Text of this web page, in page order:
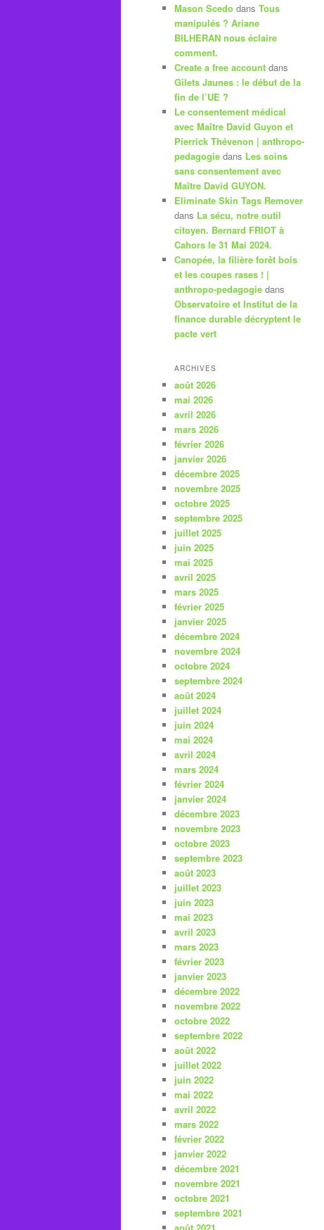
Mason Scedo dans Tous
manipulés ? Ariane
BILHERAN nous éclaire
comment.
Create a free account dans
Gilets Jaunes : le début de la
fin de l’UE ?
Le consentement médical
avec Maître David Guyon et
Pierrick Thévenon | anthropo-
pedagogie dans Les soins
sans consentement avec
Maître David GUYON.
Eliminate Skin Tags Remover
dans La sécu, notre outil
citoyen. Bernard FRIOT à
Cahors le 31 Mai 2024.
Canopée, la filière forêt bois
et les coupes rases ! |
anthropo-pedagogie dans
Observatoire et Institut de la
finance durable décryptent le
pacte vert
ARCHIVES
août 2026
mai 2026
avril 2026
mars 2026
février 2026
janvier 2026
décembre 2025
novembre 2025
octobre 2025
septembre 2025
juillet 2025
juin 2025
mai 2025
avril 2025
mars 2025
février 2025
janvier 2025
décembre 2024
novembre 2024
octobre 2024
septembre 2024
août 2024
juillet 2024
juin 2024
mai 2024
avril 2024
mars 2024
février 2024
janvier 2024
décembre 2023
novembre 2023
octobre 2023
septembre 2023
août 2023
juillet 2023
juin 2023
mai 2023
avril 2023
mars 2023
février 2023
janvier 2023
décembre 2022
novembre 2022
octobre 2022
septembre 2022
août 2022
juillet 2022
juin 2022
mai 2022
avril 2022
mars 2022
février 2022
janvier 2022
décembre 2021
novembre 2021
octobre 2021
septembre 2021